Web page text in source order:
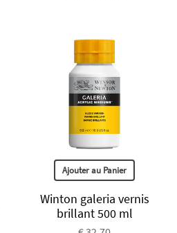
Ajouter au Panier
Winton galeria vernis
brillant 500 ml